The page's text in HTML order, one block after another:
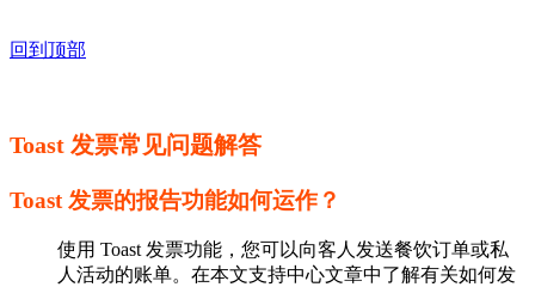
回到顶部
Toast 发票常见问题解答
Toast 发票的报告功能如何运作？
使用 Toast 发票功能，您可以向客人发送餐饮订单或私
人活动的账单。在本文支持中心文章中了解有关如何发